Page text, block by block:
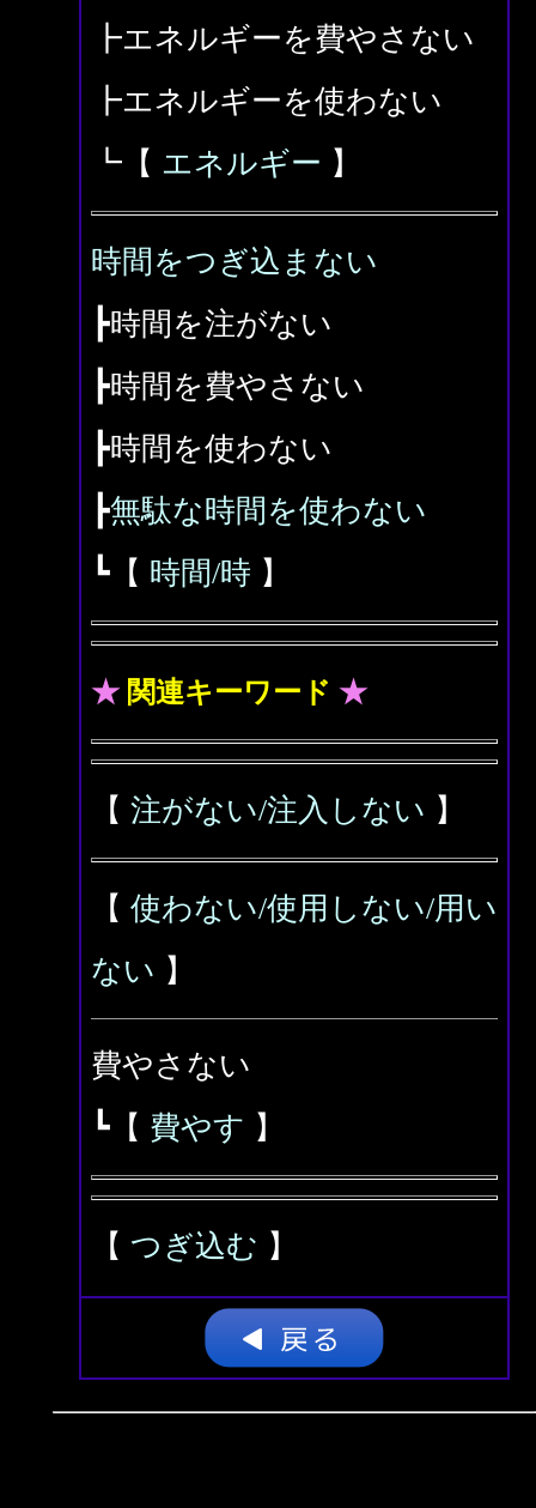
┣エネルギーを費やさない
┣エネルギーを使わない
┗【 エネルギー 】
時間をつぎ込まない
┣時間を注がない
┣時間を費やさない
┣時間を使わない
┣無駄な時間を使わない
┗【 時間/時 】
★ 関連キーワード ★
【 注がない/注入しない 】
【 使わない/使用しない/用い
ない 】
費やさない
┗【 費やす 】
【 つぎ込む 】